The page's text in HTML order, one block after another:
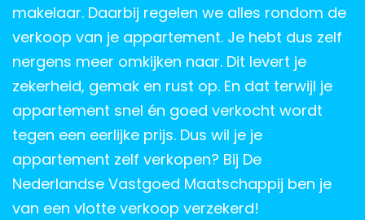
makelaar. Daarbij regelen we alles rondom de
verkoop van je appartement. Je hebt dus zelf
nergens meer omkijken naar. Dit levert je
zekerheid, gemak en rust op. En dat terwijl je
appartement snel én goed verkocht wordt
tegen een eerlijke prijs. Dus wil je je
appartement zelf verkopen? Bij De
Nederlandse Vastgoed Maatschappij ben je
van een vlotte verkoop verzekerd!